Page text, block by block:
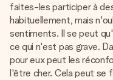
faites-les participer à
habituellement, mais
sentiments. Il se peut
ce qui n'est pas grave.
pour eux peut les
l'être cher. Cela peut se